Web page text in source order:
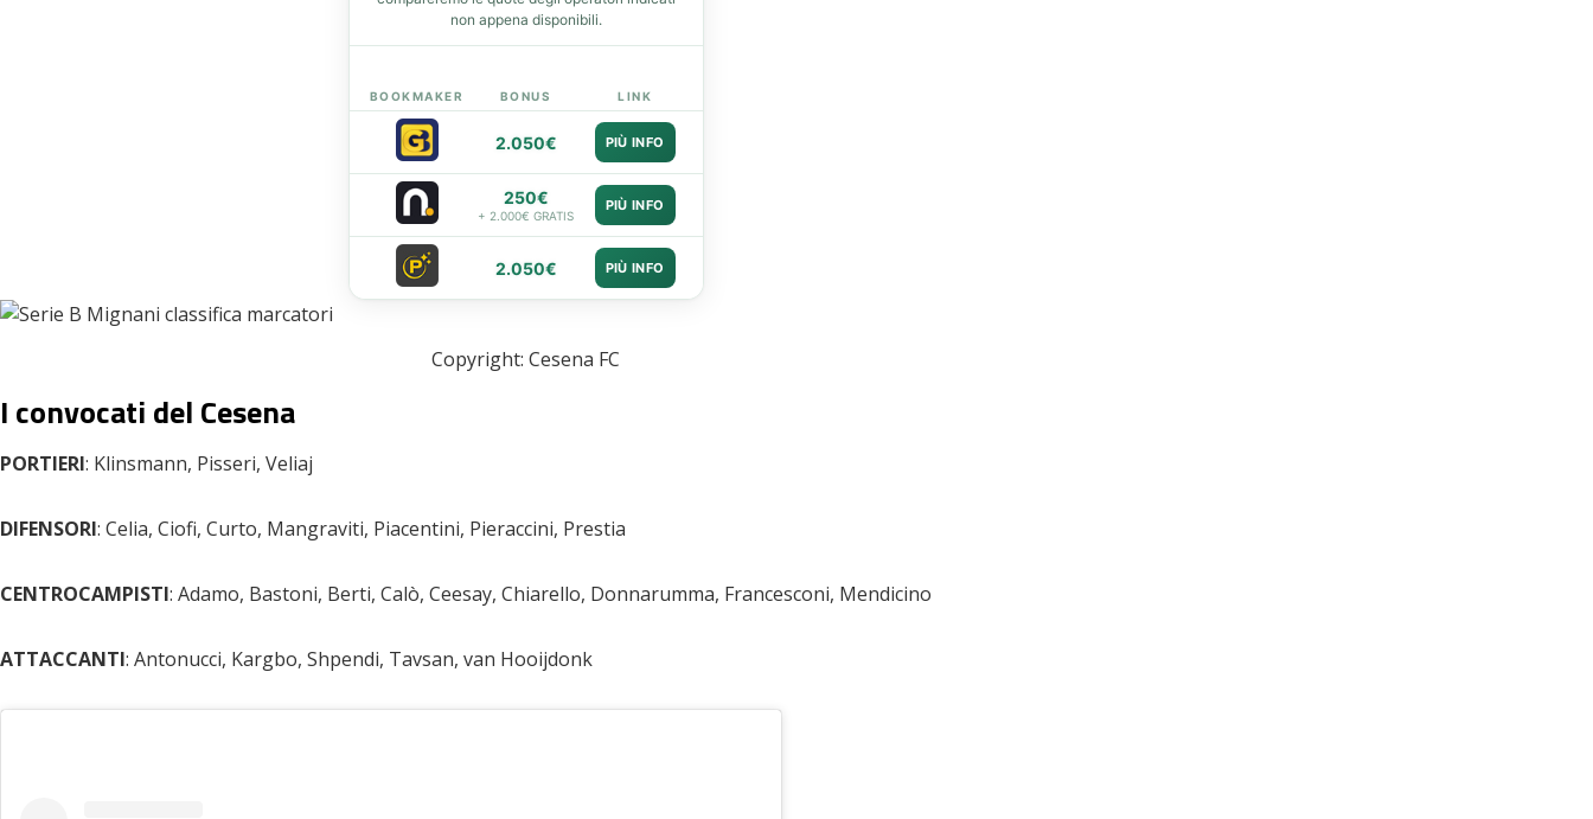
non appena disponibili.
BOOKMAKER BONUS LINK
2.050€ PIÙ INFO
250€
+ 2.000€ GRATIS
PIÙ INFO
2.050€ PIÙ INFO
Copyright: Cesena FC
I convocati del Cesena
PORTIERI: Klinsmann, Pisseri, Veliaj
DIFENSORI: Celia, Ciofi, Curto, Mangraviti, Piacentini, Pieraccini, Prestia
CENTROCAMPISTI: Adamo, Bastoni, Berti, Calò, Ceesay, Chiarello, Donnarumma, Francesconi, Mendicino
ATTACCANTI: Antonucci, Kargbo, Shpendi, Tavsan, van Hooijdonk